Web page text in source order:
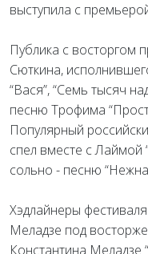
выступила с
Публика с восторгом
Сюткина,
“Вася”, “Семь тысяч
песню Трофима
Популярный
спел вместе с Лаймой
сольно - песню
Хэдлайнеры
Меладзе под
Константина Меладзе